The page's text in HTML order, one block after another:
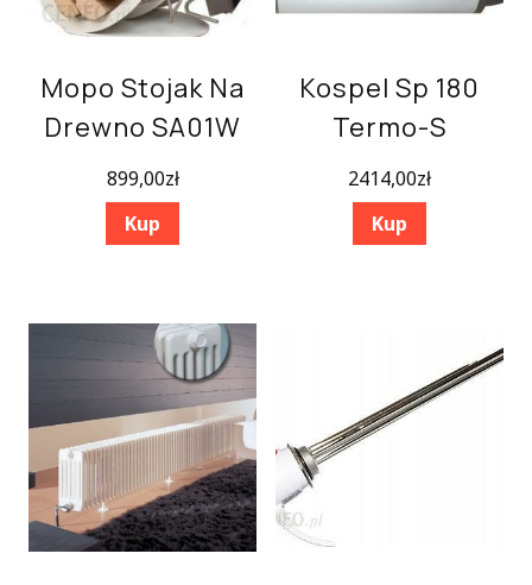
Mopo Stojak Na
Drewno SA01W
899,00zł
Kup
Kospel Sp 180
Termo-S
2414,00zł
Kup